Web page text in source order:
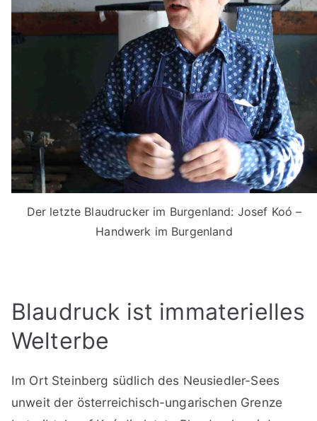
Der letzte Blaudrucker im Burgenland: Josef Koó –
Handwerk im Burgenland
Blaudruck ist immaterielles
Welterbe
Im Ort Steinberg südlich des Neusiedler-Sees
unweit der österreichisch-ungarischen Grenze